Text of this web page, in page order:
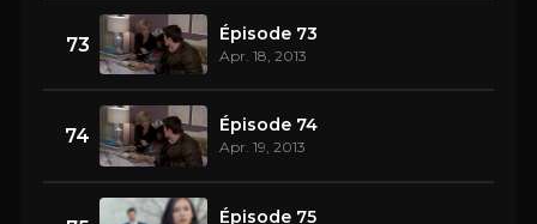
73 Épisode 73
Apr. 18, 2013
74 Épisode 74
Apr. 19, 2013
Épisode 75